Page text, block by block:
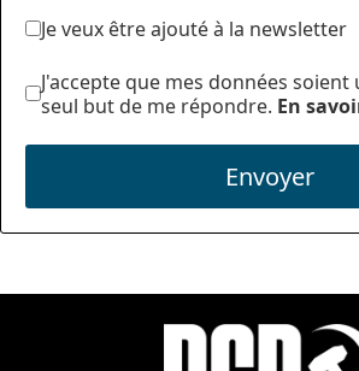
Je veux être ajouté à la newsletter
J'accepte que mes données soient
seul but de me répondre. En
Envoyer